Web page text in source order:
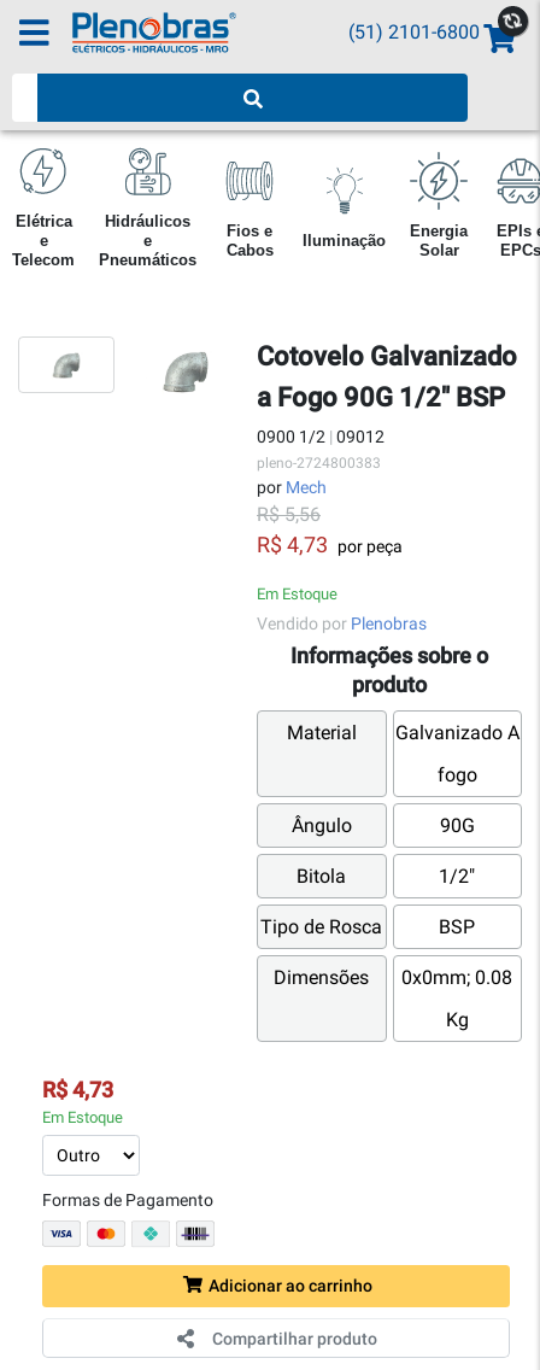
(51) 2101-6800
Elétrica
e
Telecom
Hidráulicos
e
Pneumáticos
Fios e
Cabos
Iluminação
Energia
Solar
EPIs
EPCs
Cotovelo Galvanizado
a Fogo 90G 1/2" BSP
0900 1/2 | 09012
pleno-2724800383
por Mech
R$ 5,56
R$ 4,73 por peça
Em Estoque
Vendido por Plenobras
Informações sobre o
produto
Material
Galvanizado A
fogo
Ângulo 90G
Bitola 1/2"
Tipo de Rosca BSP
Dimensões
0x0mm; 0.08
Kg
R$ 4,73
Em Estoque
Formas de Pagamento
Adicionar ao carrinho
Compartilhar produto